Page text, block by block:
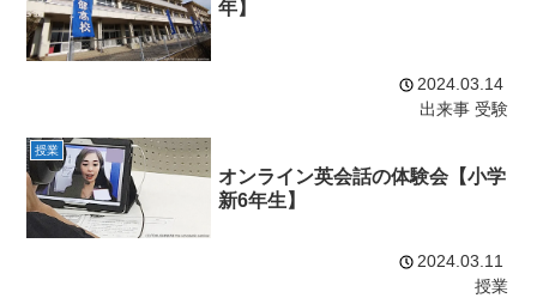
年】
2024.03.14
出来事 受験
授業
オンライン英会話の体験会【小学
新6年生】
2024.03.11
授業